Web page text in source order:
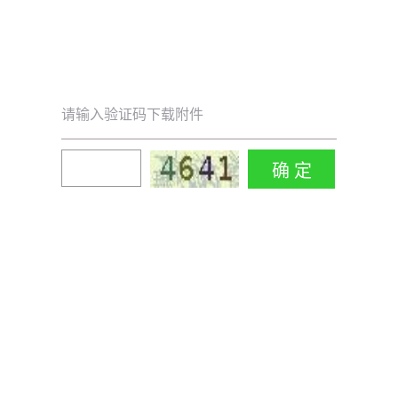
请输入验证码下载附件